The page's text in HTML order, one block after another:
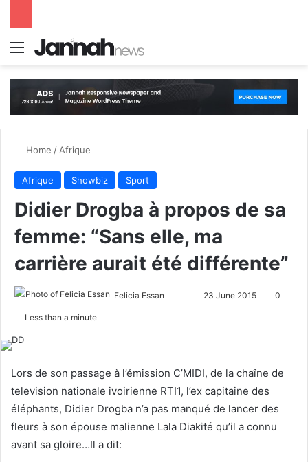
Menu
Home / Afrique
Afrique Showbiz Sport
Didier Drogba à propos de sa
femme: “Sans elle, ma
carrière aurait été différente”
Felicia Essan
w
o
n
X
n
e
m
a
23 June 2015 0
Less than a minute
Lors de son passage à l’émission C’MIDI, de la chaîne de
television nationale ivoirienne RTI1, l’ex capitaine des
éléphants, Didier Drogba n’a pas manqué de lancer des
fleurs à son épouse malienne Lala Diakité qu’il a connu
avant sa gloire…Il a dit: